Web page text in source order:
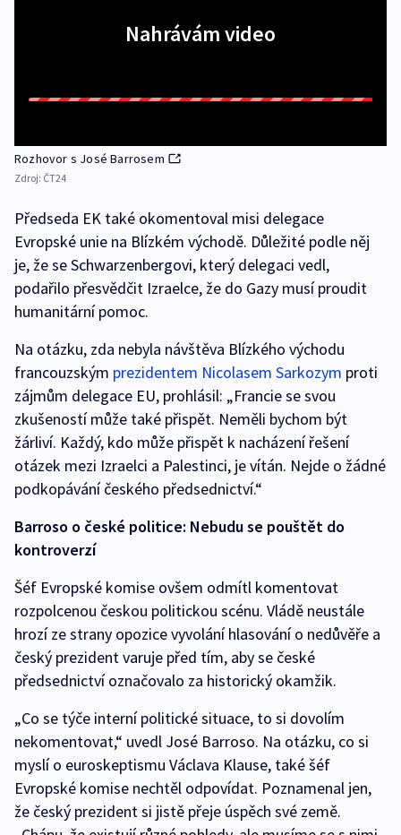
Nahrávám video
Rozhovor s José Barrosem
Zdroj: ČT24
Předseda EK také okomentoval misi delegace
Evropské unie na Blízkém východě. Důležité podle něj
je, že se Schwarzenbergovi, který delegaci vedl,
podařilo přesvědčit Izraelce, že do Gazy musí proudit
humanitární pomoc.
Na otázku, zda nebyla návštěva Blízkého východu
francouzským prezidentem Nicolasem Sarkozym proti
zájmům delegace EU, prohlásil: „Francie se svou
zkušeností může také přispět. Neměli bychom být
žárliví. Každý, kdo může přispět k nacházení řešení
otázek mezi Izraelci a Palestinci, je vítán. Nejde o žádné
podkopávání českého předsednictví.“
Barroso o české politice: Nebudu se pouštět do
kontroverzí
Šéf Evropské komise ovšem odmítl komentovat
rozpolcenou českou politickou scénu. Vládě neustále
hrozí ze strany opozice vyvolání hlasování o nedůvěře a
český prezident varuje před tím, aby se české
předsednictví označovalo za historický okamžik.
„Co se týče interní politické situace, to si dovolím
nekomentovat,“ uvedl José Barroso. Na otázku, co si
myslí o euroskeptismu Václava Klause, také šéf
Evropské komise nechtěl odpovídat. Poznamenal jen,
že český prezident si jistě přeje úspěch své země.